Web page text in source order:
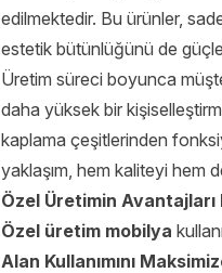
edilmektedir. Bu ürünler,
estetik bütünlüğünü de
Üretim süreci boyunca
daha yüksek bir
kaplama çeşitlerinden
yaklaşım, hem kaliteyi hem
Özel Üretimin Avantajları
Özel üretim mobilya
Alan Kullanımını